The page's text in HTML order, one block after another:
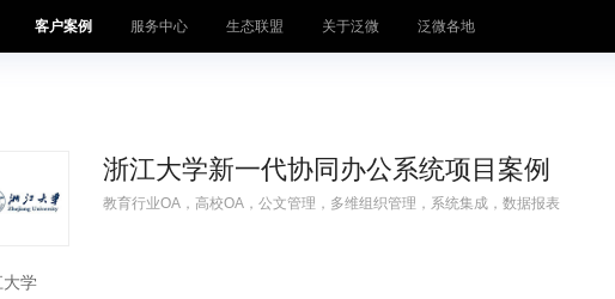
客户案例 服务中心 生态联盟 关于泛微 泛微各地
办公产品
大中型组织运营平台
浙江大学新一代协同办公系统项目案例
教育行业OA，高校OA，公文管理，多维组织管理，系统集成，数据报表
大学